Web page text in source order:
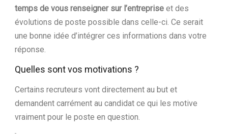
temps de vous renseigner sur l’entreprise et des
évolutions de poste possible dans celle-ci. Ce serait
une bonne idée d’intégrer ces informations dans votre
réponse.
Quelles sont vos motivations ?
Certains recruteurs vont directement au but et
demandent carrément au candidat ce qui les motive
vraiment pour le poste en question.